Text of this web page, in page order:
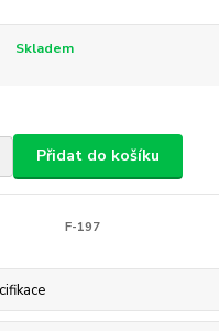
Skladem
Přidat do košíku
F-197